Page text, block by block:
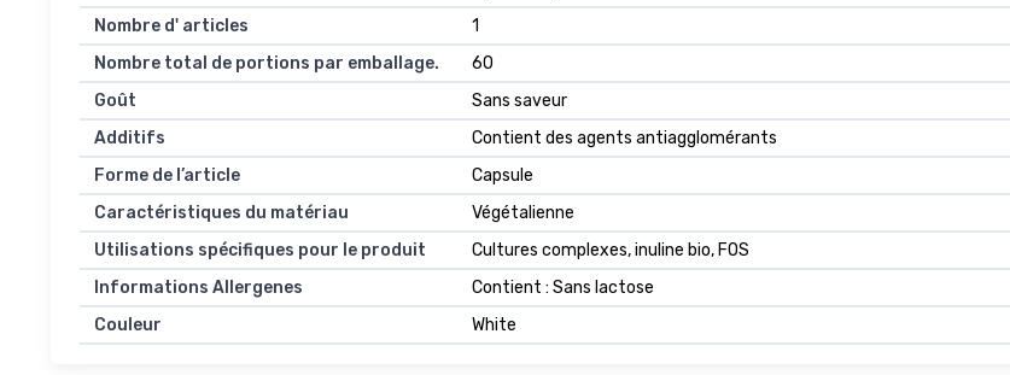
Nombre d' articles
1
Nombre total de portions par emballage.
60
Goût
Sans saveur
Additifs
Contient des agents antiagglomérants
Forme de l’article
Capsule
Caractéristiques du matériau
Végétalienne
Utilisations spécifiques pour le produit
Cultures complexes, inuline bio, FOS
Informations Allergenes
Contient : Sans lactose
Couleur
White